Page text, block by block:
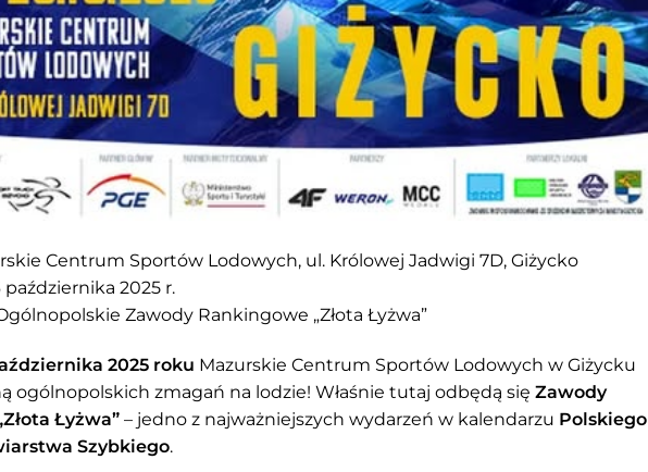
Centrum Sportów Lodowych, ul. Królowej Jadwigi 7D, Giżycko
października 2025 r.
Zawody Rankingowe „Złota Łyżwa”
2025 roku Mazurskie Centrum Sportów Lodowych w Giżycku
ogólnopolskich zmagań na lodzie! Właśnie tutaj odbędą się Zawody
Łyżwa” – jedno z najważniejszych wydarzeń w kalendarzu Polskiego
Szybkiego.